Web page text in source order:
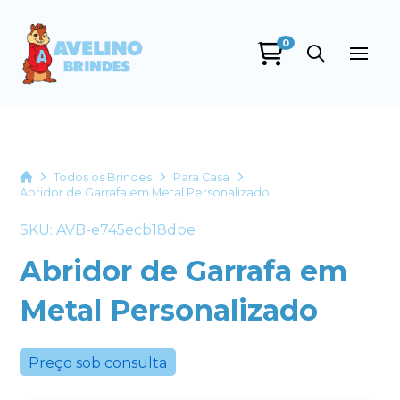
0
HomeTodos os Brindes
Para Casa
Abridor de Garrafa em Metal Personalizado
SKU: AVB-e745ecb18dbe
Abridor de Garrafa em
Metal Personalizado
Preço sob consulta
+55